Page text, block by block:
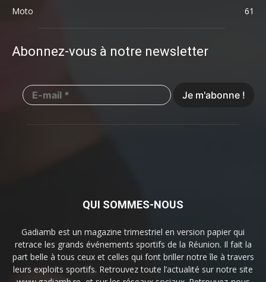
Moto
61
Abonnez-vous à notre newsletter
QUI SOMMES-NOUS
Gadiamb est un magazine trimestriel en version papier qui
retrace les grands événements sportifs de la Réunion. Il fait la
part belle à tous ceux et celles qui font briller notre île à travers
leurs exploits sportifs. Retrouvez toute l’actualité sur notre site